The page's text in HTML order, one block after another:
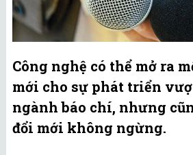
Công nghệ có thể mở ra
mới cho sự phát triển
ngành báo chí, nhưng
đổi mới không ngừng.